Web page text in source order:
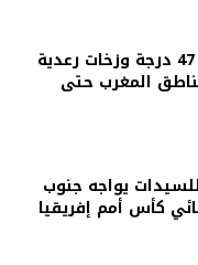
موجة حر تصل إلى 47 درجة وزخات رعدية
المغرب حتى
يواجه جنوب
كأس أمم إفريقيا